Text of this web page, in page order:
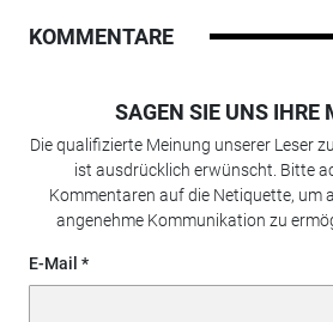
KOMMENTARE
SAGEN SIE UNS IHRE
Die qualifizierte Meinung unserer Leser
ist ausdrücklich erwünscht. Bitte
Kommentaren auf die Netiquette, um
angenehme Kommunikation zu
E-Mail